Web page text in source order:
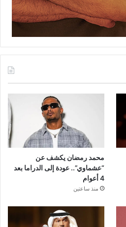
محمد رمضان يكشف عن
“عشماوي”.. عودة إلى الدراما بعد
4 أعوام
منذ ساعتين